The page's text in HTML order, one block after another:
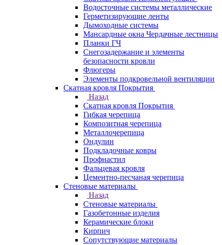
Водосточные системы металлические
Герметизирующие ленты
Дымоходные системы
Мансардные окна Чердачные лестницы
Планки ГЧ
Снегозадержание и элементы
безопасности кровли
Флюгеры
Элементы подкровельной вентиляции
Скатная кровля Покрытия
Назад
Скатная кровля Покрытия
Гибкая черепица
Композитная черепица
Металлочерепица
Ондулин
Подкладочные ковры
Профнастил
Фальцевая кровля
Цементно-песчаная черепица
Стеновые материалы
Назад
Стеновые материалы
Газобетонные изделия
Керамические блоки
Кирпич
Сопутствующие материалы